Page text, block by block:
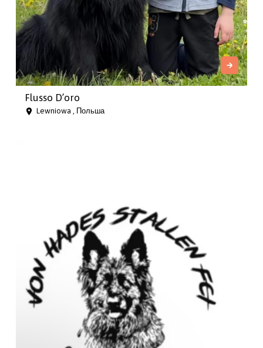
Flusso D’oro
Lewniowa , Польша